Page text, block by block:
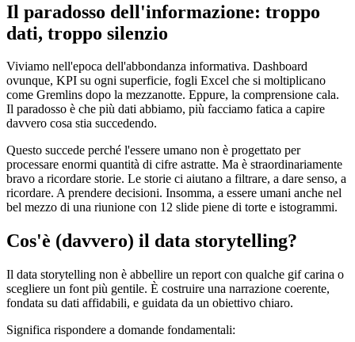
Il paradosso dell'informazione: troppo
dati, troppo silenzio
Viviamo nell'epoca dell'abbondanza informativa. Dashboard
ovunque, KPI su ogni superficie, fogli Excel che si moltiplicano
come Gremlins dopo la mezzanotte. Eppure, la comprensione cala.
Il paradosso è che più dati abbiamo, più facciamo fatica a capire
davvero cosa stia succedendo.
Questo succede perché l'essere umano non è progettato per
processare enormi quantità di cifre astratte. Ma è straordinariamente
bravo a ricordare storie. Le storie ci aiutano a filtrare, a dare senso, a
ricordare. A prendere decisioni. Insomma, a essere umani anche nel
bel mezzo di una riunione con 12 slide piene di torte e istogrammi.
Cos'è (davvero) il data storytelling?
Il data storytelling non è abbellire un report con qualche gif carina o
scegliere un font più gentile. È costruire una narrazione coerente,
fondata su dati affidabili, e guidata da un obiettivo chiaro.
Significa rispondere a domande fondamentali: